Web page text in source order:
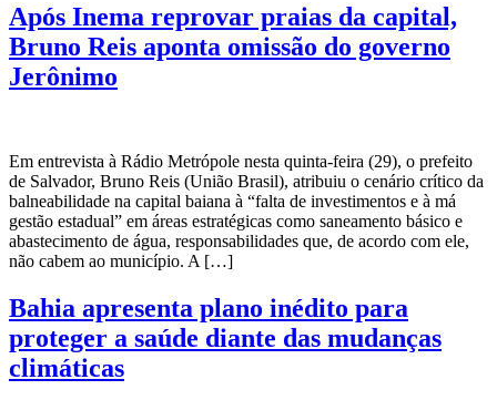
Após Inema reprovar praias da capital,
Bruno Reis aponta omissão do governo
Jerônimo
Em entrevista à Rádio Metrópole nesta quinta-feira (29), o prefeito
de Salvador, Bruno Reis (União Brasil), atribuiu o cenário crítico da
balneabilidade na capital baiana à “falta de investimentos e à má
gestão estadual” em áreas estratégicas como saneamento básico e
abastecimento de água, responsabilidades que, de acordo com ele,
não cabem ao município. A […]
Bahia apresenta plano inédito para
proteger a saúde diante das mudanças
climáticas